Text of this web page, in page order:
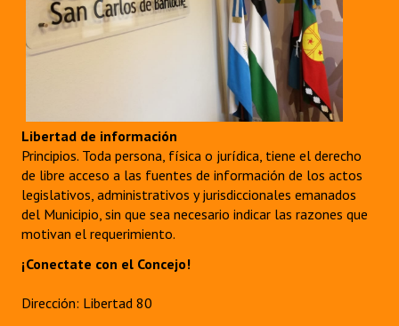
Libertad de información
Principios. Toda persona, física o jurídica, tiene el derecho
de libre acceso a las fuentes de información de los actos
legislativos, administrativos y jurisdiccionales emanados
del Municipio, sin que sea necesario indicar las razones que
motivan el requerimiento.
¡Conectate con el Concejo!
Dirección: Libertad 80